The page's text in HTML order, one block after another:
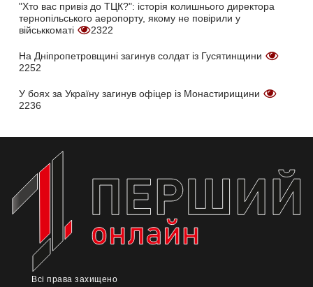
"Хто вас привіз до ТЦК?": історія колишнього директора
тернопільського аеропорту, якому не повірили у
військкоматі
2322
На Дніпропетровщині загинув солдат із Гусятинщини
2252
У боях за Україну загинув офіцер із Монастирищини
2236
Всі права захищено